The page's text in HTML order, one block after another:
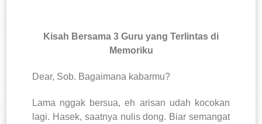
Kisah Bersama 3 Guru yang Terlintas di
Memoriku
Dear, Sob. Bagaimana kabarmu?
Lama nggak bersua, eh arisan udah kocokan
lagi. Hasek, saatnya nulis dong. Biar semangat